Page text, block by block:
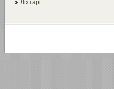
Ліхтарі